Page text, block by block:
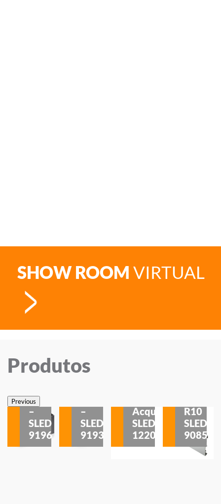
SHOW ROOM VIRTUAL
Produtos
PreviousSobrepor
–
SLED
9196
–
SLED
9193
Acqua
SLED
1220
R10
SLED
9085